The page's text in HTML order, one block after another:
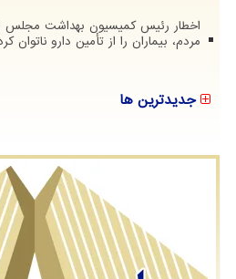
اخطار رئیس کمیسیون بهداشت مجلس
مردم، بیماران را از تأمین دارو ناتوان
جدیدترین ها